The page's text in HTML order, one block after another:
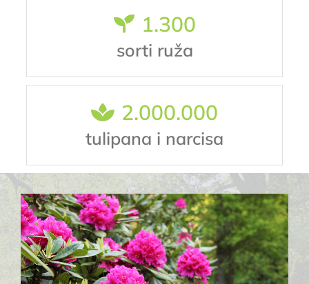
1.300
sorti ruža
2.000.000
tulipana i narcisa